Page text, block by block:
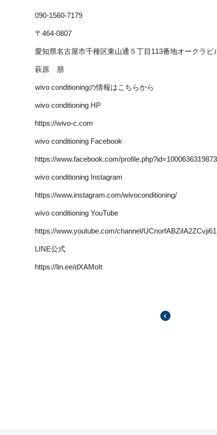
090-1560-7179
〒464-0807
愛知県名古屋市千種区東山通５丁目113番地オークラビ
萩原 朋
wivo conditioningの情報はこちらから
wivo conditioning HP
https://wivo-c.com
wivo conditioning Facebook
https://www.facebook.com/
wivo conditioning Instagram
https://www.instagram.com/wivoconditioning/
wivo conditioning YouTube
https://www.youtube.com/channel/
LINE公式
https://lin.ee/dXAMoIt